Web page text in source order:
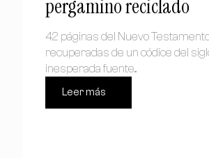
pergamino reciclado
42 páginas del Nuevo
recuperadas de un códice del
inesperada fuente...
Leer más